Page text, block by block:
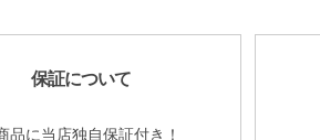
保証について
品に当店独自保証付き！